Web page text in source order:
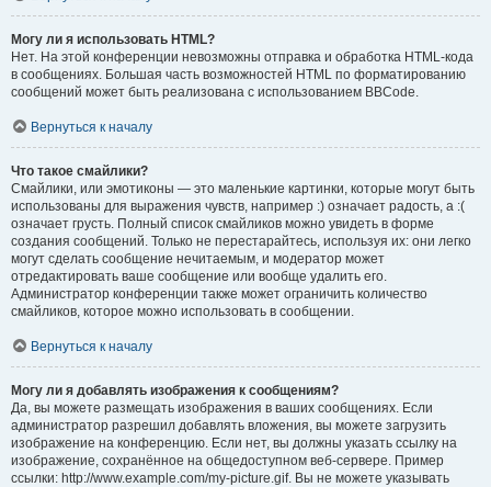
Могу ли я использовать HTML?
Нет. На этой конференции невозможны отправка и обработка HTML-кода
в сообщениях. Большая часть возможностей HTML по форматированию
сообщений может быть реализована с использованием BBCode.
Вернуться к началу
Что такое смайлики?
Смайлики, или эмотиконы — это маленькие картинки, которые могут быть
использованы для выражения чувств, например :) означает радость, а :(
означает грусть. Полный список смайликов можно увидеть в форме
создания сообщений. Только не перестарайтесь, используя их: они легко
могут сделать сообщение нечитаемым, и модератор может
отредактировать ваше сообщение или вообще удалить его.
Администратор конференции также может ограничить количество
смайликов, которое можно использовать в сообщении.
Вернуться к началу
Могу ли я добавлять изображения к сообщениям?
Да, вы можете размещать изображения в ваших сообщениях. Если
администратор разрешил добавлять вложения, вы можете загрузить
изображение на конференцию. Если нет, вы должны указать ссылку на
изображение, сохранённое на общедоступном веб-сервере. Пример
ссылки: http://www.example.com/my-picture.gif. Вы не можете указывать